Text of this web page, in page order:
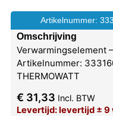
Artikelnummer:
Omschrijving
Verwarmingselement –
Artikelnummer:
THERMOWATT
€ 31,33 Incl. BTW
Levertijd: levertijd ± 9